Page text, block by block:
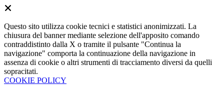
Questo sito utilizza cookie tecnici e statistici anonimizzati. La
chiusura del banner mediante selezione dell'apposito comando
contraddistinto dalla X o tramite il pulsante "Continua la
navigazione" comporta la continuazione della navigazione in
assenza di cookie o altri strumenti di tracciamento diversi da quelli
sopracitati.
COOKIE POLICY